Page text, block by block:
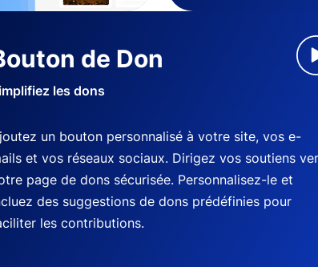
de Don
les dons
un bouton personnalisé à votre site, vos e-
et vos réseaux sociaux. Dirigez vos soutiens
page de dons sécurisée. Personnalisez-le et
des suggestions de dons prédéfinies pour
les contributions.